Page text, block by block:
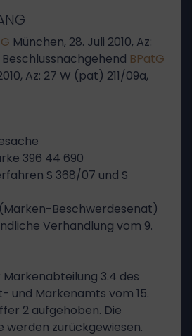
München, 28. Juli 2010, Az:
BPatG
Az: 27 W (pat) 211/09a,
396 44 690
S 368/07 und S
Beschwerdesenat)
Verhandlung vom 9.
Markenabteilung 3.4 des
und Markenamts vom 15.
2 aufgehoben. Die
werden zurückgewiesen.